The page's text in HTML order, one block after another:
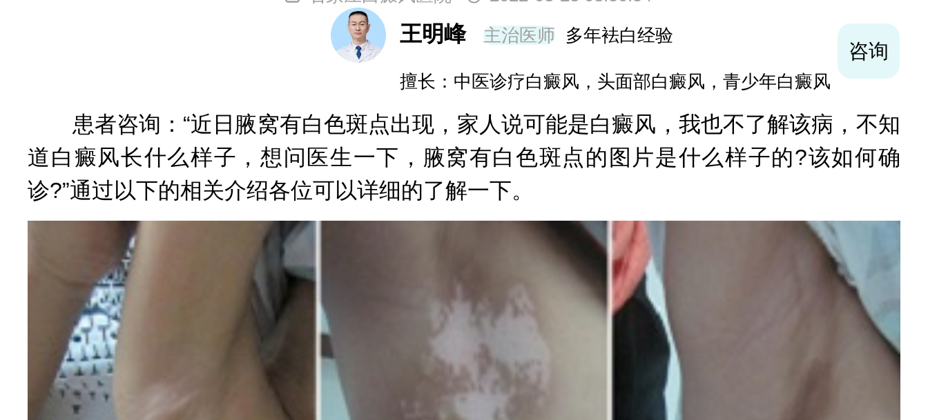
王明峰 主治医师 多年袪白经验
擅长：中医诊疗白癜风，头面部白癜风，青少年白癜风
咨询
患者咨询：“近日腋窝有白色斑点出现，家人说可能是白癜风，我也不了解该病，不知
道白癜风长什么样子，想问医生一下，腋窝有白色斑点的图片是什么样子的?该如何确
诊?”通过以下的相关介绍各位可以详细的了解一下。